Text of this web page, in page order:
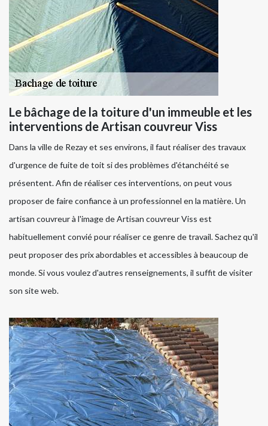
Le bâchage de la toiture d'un immeuble et les
interventions de Artisan couvreur Viss
Dans la ville de Rezay et ses environs, il faut réaliser des travaux
d'urgence de fuite de toit si des problèmes d'étanchéité se
présentent. Afin de réaliser ces interventions, on peut vous
proposer de faire confiance à un professionnel en la matière. Un
artisan couvreur à l'image de Artisan couvreur Viss est
habituellement convié pour réaliser ce genre de travail. Sachez qu'il
peut proposer des prix abordables et accessibles à beaucoup de
monde. Si vous voulez d'autres renseignements, il suffit de visiter
son site web.